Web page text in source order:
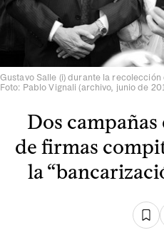
Gustavo Salle (i) durante la
Foto: Pablo Vignali (archivo, junio de
Dos
de firmas
la